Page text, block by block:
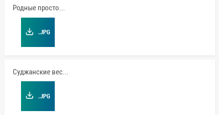
Родные просторы
.JPG
Суджанские вести
.JPG